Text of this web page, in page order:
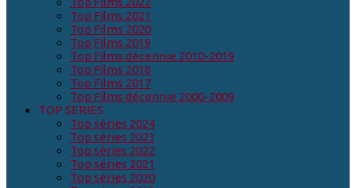
Top Films 2021
Top Films 2020
Top Films 2019
Top Films décennie 2010-2019
Top Films 2018
Top Films 2017
Top Films décennie 2000-2009
TOP SERIES
Top séries 2024
Top séries 2023
Top séries 2022
Top séries 2021
Top séries 2020